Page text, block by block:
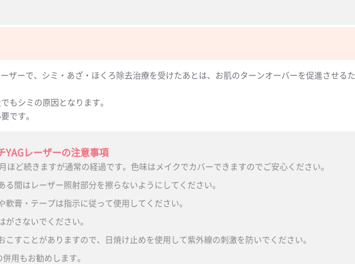
ザーで、シミ・あざ・ほくろ除去治療を受けたあとは、お肌のターンオーバーを促進させる
もシミの原因となります。
です。
レーザーの注意事項
ほど続きますが通常の経過です。色味はメイクでカバーできますのでご安心ください。
間はレーザー照射部分を擦らないようにしてください。
膏・テープは指示に従って使用してください。
さないでください。
すことがありますので、日焼け止めを使用して紫外線の刺激を防いでください。
用もお勧めします。